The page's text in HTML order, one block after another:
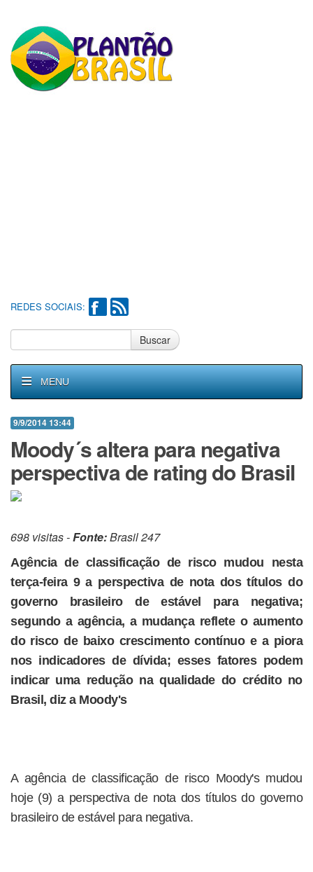
REDES SOCIAIS:
Buscar
MENU
9/9/2014 13:44
Moody´s altera para negativa
perspectiva de rating do Brasil
698 visitas -Fonte:Brasil 247
Agência de classificação de risco mudou nesta
terça-feira 9 a perspectiva de nota dos títulos do
governo brasileiro de estável para negativa;
segundo a agência, a mudança reflete o aumento
do risco de baixo crescimento contínuo e a piora
nos indicadores de dívida; esses fatores podem
indicar uma redução na qualidade do crédito no
Brasil, diz a Moody's
A agência de classificação de risco Moody's mudou
hoje (9) a perspectiva de nota dos títulos do governo
brasileiro de estável para negativa.